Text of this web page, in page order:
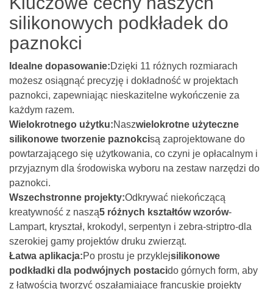
silikonowych podkładek do
paznokci
Idealne dopasowanie:Dzięki 11 różnych rozmiarach
możesz osiągnąć precyzję i dokładność w projektach
paznokci, zapewniając nieskazitelne wykończenie za
każdym razem.
Wielokrotnego użytku:Naszwielokrotne użyteczne
silikonowe tworzenie paznokcisą zaprojektowane do
powtarzającego się użytkowania, co czyni je opłacalnym i
przyjaznym dla środowiska wyboru na zestaw narzędzi do
paznokci.
Wszechstronne projekty:Odkrywać niekończącą
kreatywność z naszą5 różnych kształtów wzorów-
Lampart, kryształ, krokodyl, serpentyn i zebra-striptro-dla
szerokiej gamy projektów druku zwierząt.
Łatwa aplikacja:Po prostu je przyklejsilikonowe
podkładki dla podwójnych postacido górnych form, aby
z łatwością tworzyć oszałamiające francuskie projekty